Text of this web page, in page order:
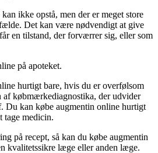
ikke opstå, men der er meget store
Det kan være nødvendigt at give
en tilstand, der forværrer sig, eller som
på apoteket.
hurtigt bare, hvis du er overfølsom
købmærkediagnostika, der udvider
Du kan købe augmentin online hurtigt
tage medicin.
på recept, så kan du købe augmentin
kvalitetssikre læge eller anden læge.